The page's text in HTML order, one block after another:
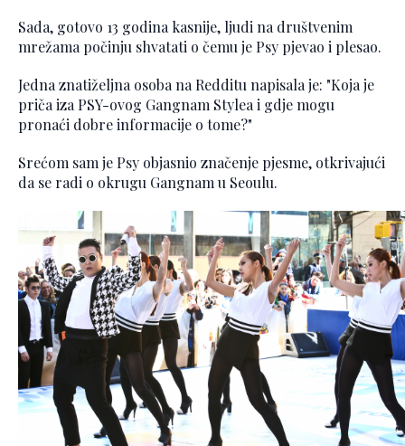
Sada, gotovo 13 godina kasnije, ljudi na društvenim
mrežama počinju shvatati o čemu je Psy pjevao i plesao.
Jedna znatiželjna osoba na Redditu napisala je: "Koja je
priča iza PSY-ovog Gangnam Stylea i gdje mogu
pronaći dobre informacije o tome?"
Srećom sam je Psy objasnio značenje pjesme, otkrivajući
da se radi o okrugu Gangnam u Seoulu.